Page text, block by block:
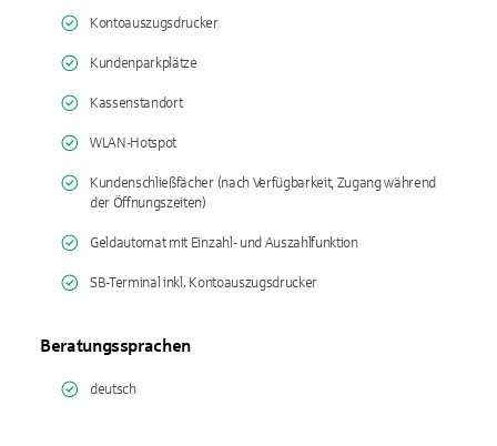
Kontoauszugsdrucker
Kundenparkplätze
Kassenstandort
WLAN-Hotspot
Kundenschließfächer (nach Verfügbarkeit, Zugang während
der Öffnungszeiten)
Geldautomat mit Einzahl- und Auszahlfunktion
SB-Terminal inkl. Kontoauszugsdrucker
Beratungssprachen
deutsch